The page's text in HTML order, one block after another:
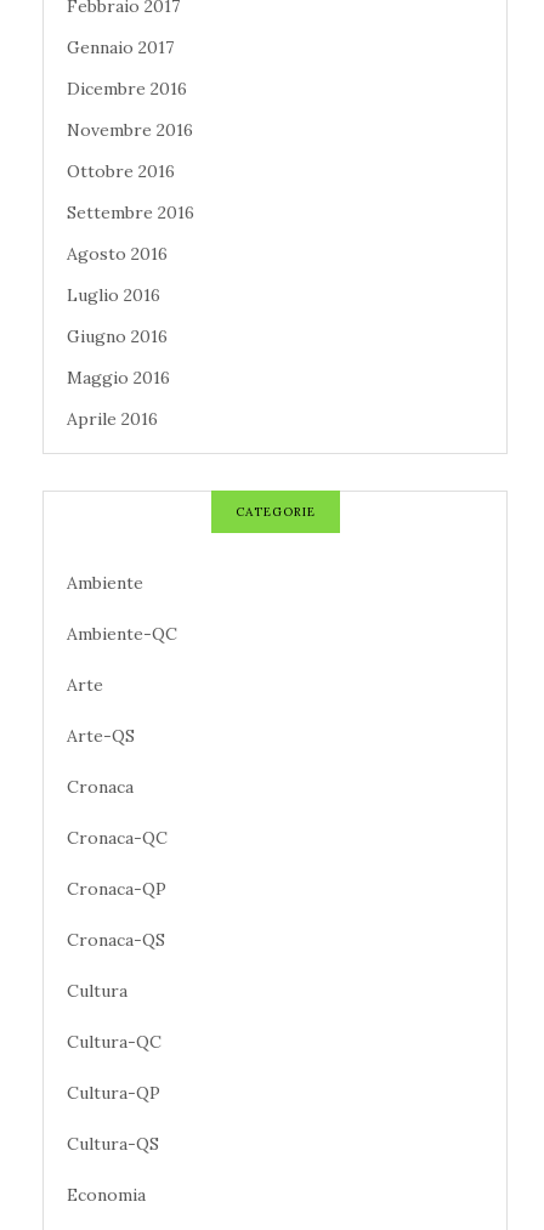
Febbraio 2017
Gennaio 2017
Dicembre 2016
Novembre 2016
Ottobre 2016
Settembre 2016
Agosto 2016
Luglio 2016
Giugno 2016
Maggio 2016
Aprile 2016
CATEGORIE
Ambiente
Ambiente-QC
Arte
Arte-QS
Cronaca
Cronaca-QC
Cronaca-QP
Cronaca-QS
Cultura
Cultura-QC
Cultura-QP
Cultura-QS
Economia